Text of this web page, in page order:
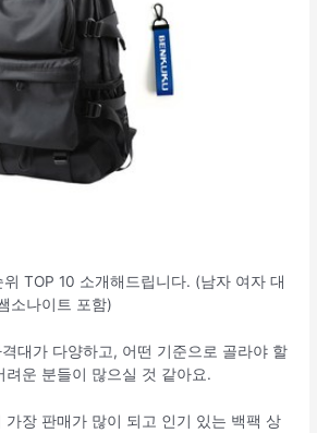
위 TOP 10 소개해드립니다. (남자 여자 대
소나이트 포함)
대가 다양하고, 어떤 기준으로 골라야 할
려운 분들이 많으실 것 같아요.
가장 판매가 많이 되고 인기 있는 백팩 상